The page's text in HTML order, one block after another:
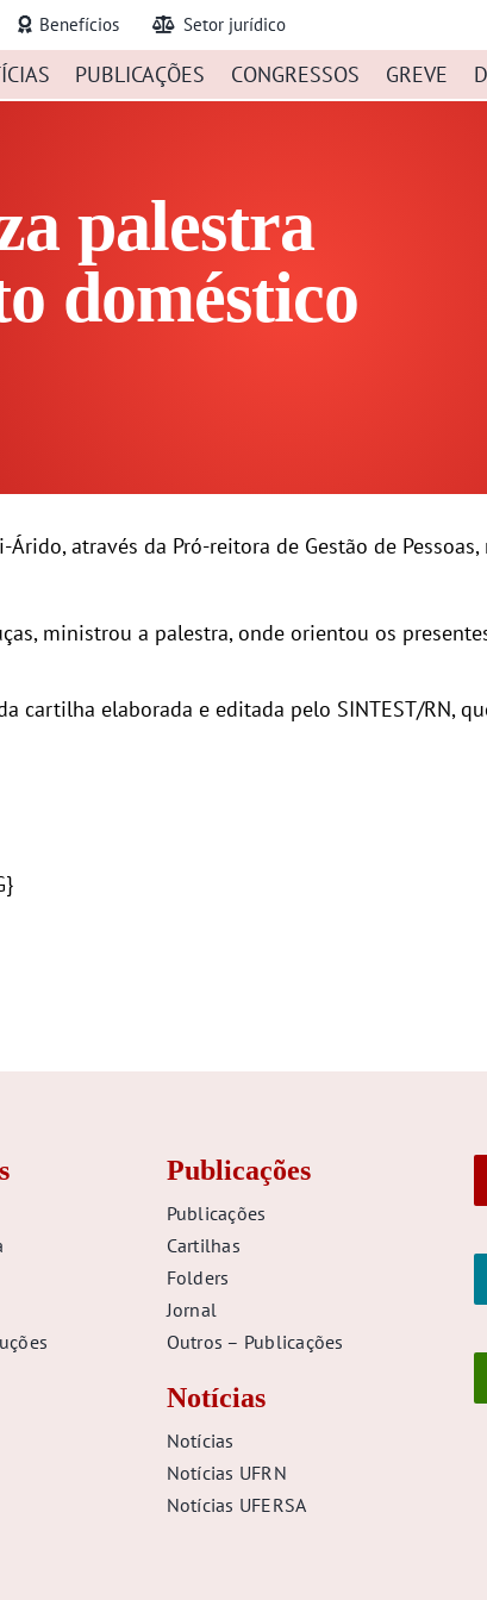
Benefícios Setor jurídico
PUBLICAÇÕES CONGRESSOS GREVE
palestra
doméstico
através da Pró-reitora de Gestão de
ministrou a palestra, onde orientou os
cartilha elaborada e editada pelo SINTEST/RN,
Publicações
Publicações
Cartilhas
Folders
Jornal
Outros – Publicações
Notícias
Notícias
Notícias UFRN
Notícias UFERSA